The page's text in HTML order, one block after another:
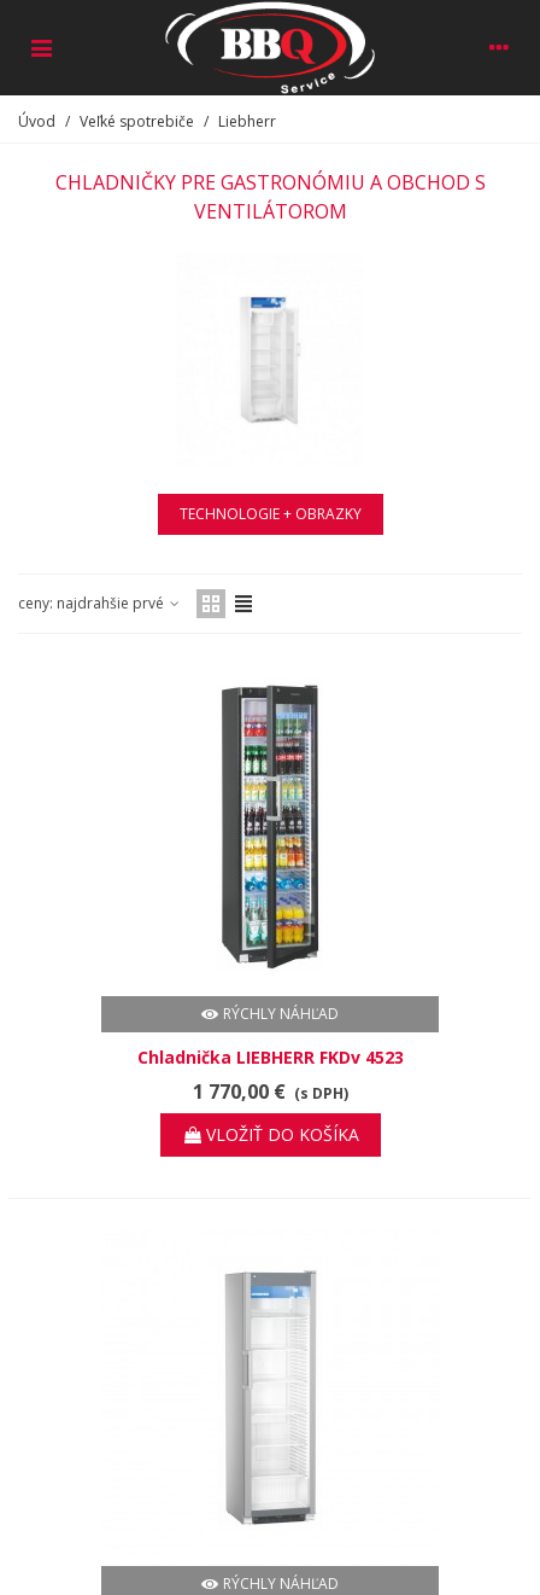
Úvod / Veľké spotrebiče / Liebherr
CHLADNIČKY PRE GASTRONÓMIU A OBCHOD S
VENTILÁTOROM
TECHNOLOGIE + OBRAZKY
ceny: najdrahšie prvé
RÝCHLY NÁHĽAD
Chladnička LIEBHERR FKDv 4523
1 770,00 € (s DPH)
VLOŽIŤ DO KOŠÍKA
RÝCHLY NÁHĽAD